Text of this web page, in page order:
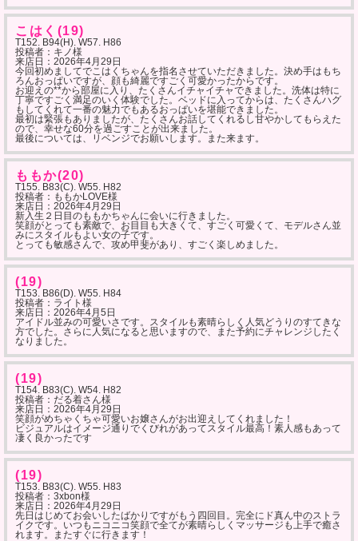
こはく(19)
T152. B94(H). W57. H86
投稿者：キノ様
来店日： 2026年4月29日
今回初めましてでこはくちゃんを指名させていただきました。決め手はもち
ろんおっぱいですが、顔も綺麗ですごく可愛かったからです。
お迎えの**から部屋に入り、たくさんイチャイチャできました。洗体は特に
丁寧ですごく満足のいく体験でした。ベッドに入ってからは、たくさんハグ
もしてくれて一番の魅力でもあるおっぱいを堪能できました。
最初は緊張もありましたが、たくさんお話してくれるし甘やかしてもらえた
ので、幸せな60分を過ごすことが出来ました。
最後については、リベンジでお願いします。また来ます。
ももか(20)
T155. B83(C). W55. H82
投稿者：ももかLOVE様
来店日： 2026年4月29日
新入生２日目のももかちゃんに会いに行きました。
笑顔がとっても素敵で、お目目も大きくて、すごく可愛くて、モデルさん並
みにスタイルもよい女の子です。
とっても敏感さんで、攻め甲斐があり、すごく楽しめました。
(19)
T153. B86(D). W55. H84
投稿者：ライト様
来店日： 2026年4月5日
アイドル並みの可愛いさです。スタイルも素晴らしく人気どうりのすてきな
方でした。さらに人気になると思いますので、また予約にチャレンジしたく
なりました。
(19)
T154. B83(C). W54. H82
投稿者：だる着さん様
来店日： 2026年4月29日
笑顔がめちゃくちゃ可愛いお嬢さんがお出迎えしてくれました！
ビジュアルはイメージ通りでくびれがあってスタイル最高！素人感もあって
凄く良かったです
(19)
T153. B83(C). W55. H83
投稿者：3xbon様
来店日： 2026年4月29日
先日はじめてお会いしたばかりですがもう四回目。完全にド真ん中のストラ
イクです。いつもニコニコ笑顔で全てが素晴らしくマッサージも上手で癒さ
れます。またすぐに行きます！